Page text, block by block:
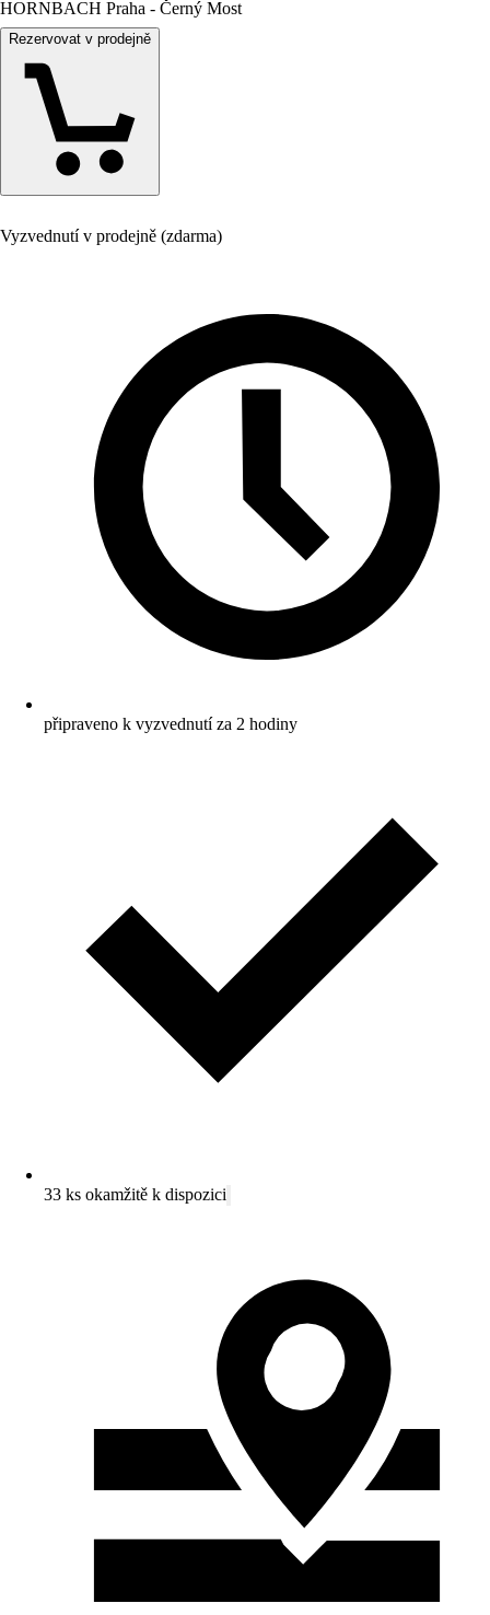
HORNBACH Praha - Černý Most
Rezervovat v prodejně
Vyzvednutí v prodejně (zdarma)
připraveno k vyzvednutí za 2 hodiny
33 ks okamžitě k dispozici